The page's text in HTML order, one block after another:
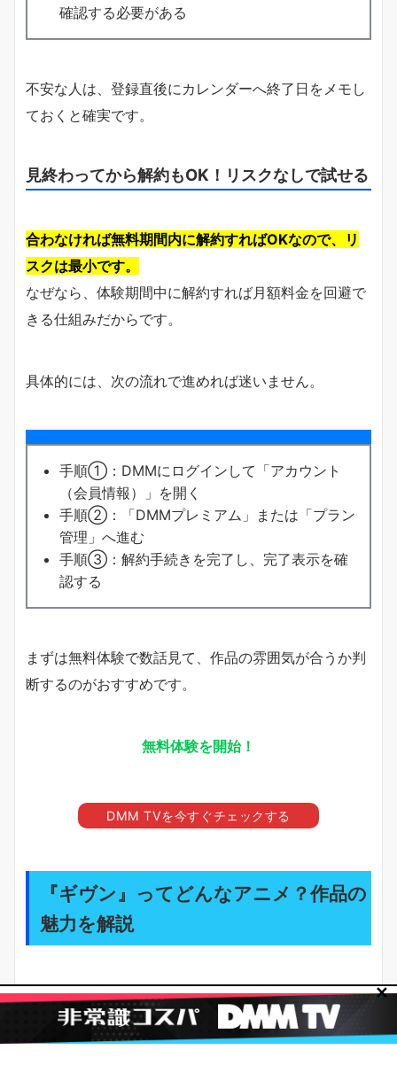
確認する必要がある
不安な人は、登録直後にカレンダーへ終了日をメモし
ておくと確実です。
見終わってから解約もOK！リスクなしで試せる
合わなければ無料期間内に解約すればOKなので、リ
スクは最小です。
なぜなら、体験期間中に解約すれば月額料金を回避で
きる仕組みだからです。
具体的には、次の流れで進めれば迷いません。
手順①：DMMにログインして「アカウント
（会員情報）」を開く
手順②：「DMMプレミアム」または「プラン
管理」へ進む
手順③：解約手続きを完了し、完了表示を確
認する
まずは無料体験で数話見て、作品の雰囲気が合うか判
断するのがおすすめです。
無料体験を開始！
DMM TVを今すぐチェックする
『ギヴン』ってどんなアニメ？作品の
魅力を解説
『ギヴン』は、BLが初めての人でも入りやすい「青春
×音楽×恋愛」の名作です。
なぜなら恋愛だけに寄らず、バンド活動や心の傷の回
✕